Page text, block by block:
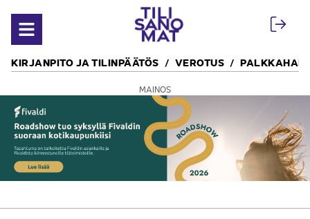
Avaa valikko
KIRJANPITO JA TILINPÄÄTÖS VEROTUS
MAINOS